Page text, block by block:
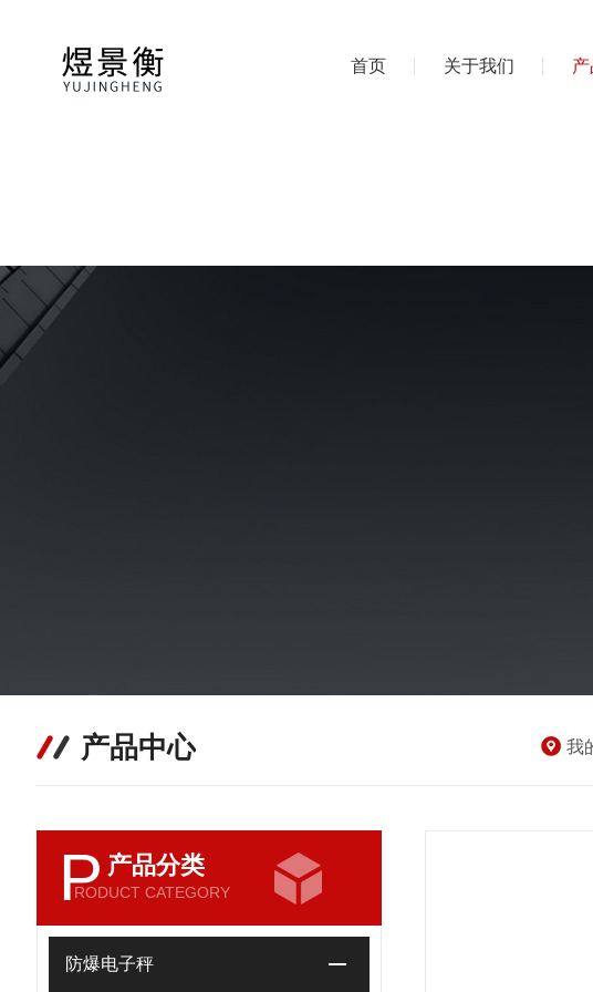
首页 关于我们
产品中心 我
P 产品分类
RODUCT CATEGORY
防爆电子秤